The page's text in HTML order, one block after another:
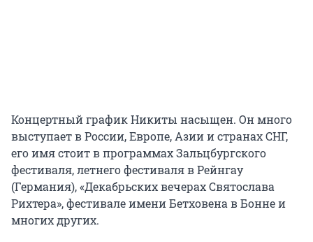
Концертный график Никиты насыщен. Он много
выступает в России, Европе, Азии и странах СНГ,
его имя стоит в программах Зальцбургского
фестиваля, летнего фестиваля в Рейнгау
(Германия), «Декабрьских вечерах Святослава
Рихтера», фестивале имени Бетховена в Бонне и
многих других.